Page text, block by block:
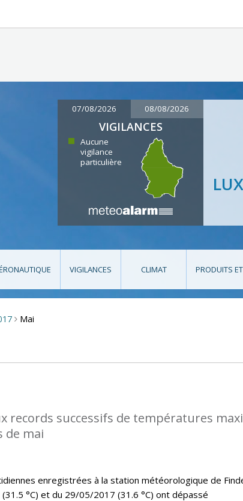
07/08/2026 08/08/2026
VIGILANCES
Aucune
vigilance
particulière
VIGILANCES CLIMAT PRODUITS
> Mai
records successifs de températures
de mai
enregistrées à la station météorologique de
°C) et du 29/05/2017 (31.6 °C) ont dépassé